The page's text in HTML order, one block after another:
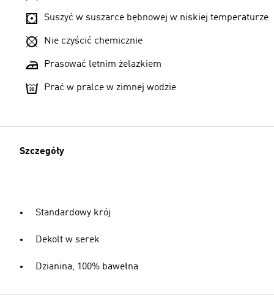
Suszyć w suszarce bębnowej w niskiej temperaturze
Nie czyścić chemicznie
Prasować letnim żelazkiem
Prać w pralce w zimnej wodzie
Szczegóły
Standardowy krój
Dekolt w serek
Dzianina, 100% bawełna